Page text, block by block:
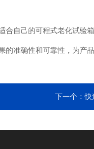
自己的可程式老化试验箱
准确性和可靠性，为产品
下一个：快